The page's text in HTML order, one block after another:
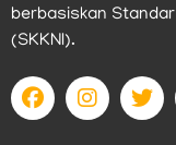
berbasiskan
(SKKNI).
F
a
c
I
n
s
T
w
i